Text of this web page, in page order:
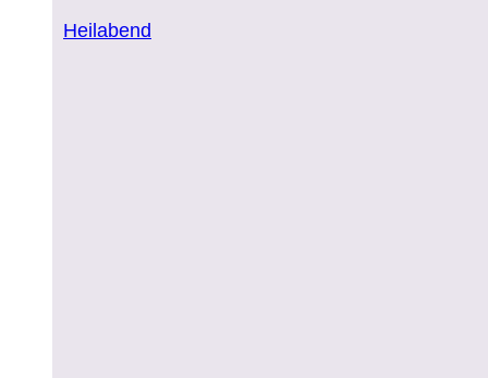
Heilabend